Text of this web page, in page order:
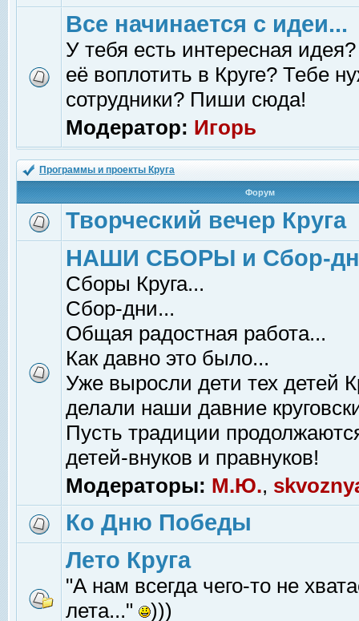
Все начинается с идеи...
У тебя есть интересная
её воплотить в Круге? Тебе
сотрудники? Пиши сюда!
Модератор: Игорь
Программы и проекты Круга
Форум
Творческий вечер Круга
НАШИ СБОРЫ и Сбор-
Сборы Круга...
Сбор-дни...
Общая радостная работа...
Как давно это было...
Уже выросли дети тех детей
делали наши давние
Пусть традиции
детей-внуков и правнуков!
Модераторы: М.Ю.,
Ко Дню Победы
Лето Круга
"А нам всегда чего-то не
лета..."
)))